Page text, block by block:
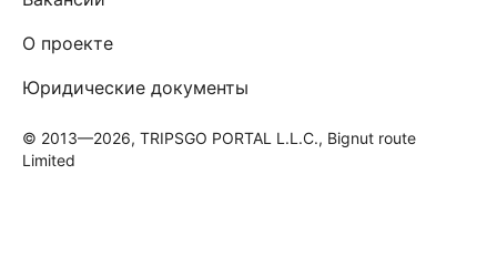
О проекте
Юридические документы
© 2013—2026, TRIPSGO PORTAL L.L.C., Bignut route
Limited